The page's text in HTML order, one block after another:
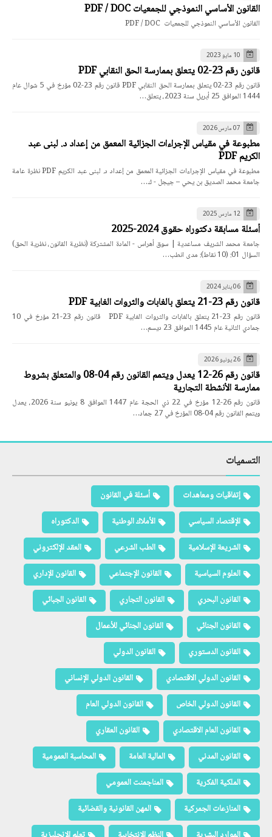
القانون الأساسي النموذجي للجمعيات PDF / DOC
القانون الأساسي النموذجي للجمعيات PDF / DOC
10 مايو 2023
قانون رقم 23-02 يتعلق بممارسة الحق النقابي PDF
قانون رقم 23-02 يتعلق بممارسة الحق النقابي PDF قانون رقم 23-02 مؤرخ في 5 شوال عام
1444 الموافق 25 أبريل سنة 2023، يتعلق…
07 مارس 2026
مطبوعة في مقياس الإجراءات الجزائية المعمق من إعداد د. لبنى عبد
الكريم PDF
مطبوعة في مقياس الإجراءات الجزائية المعمق من إعداد د. لبنى عبد الكريم PDF نظرة عامة
جامعة محمد الصديق بن يحي – جيجل - ك…
12 مارس 2025
أسئلة مسابقة دكتوراه حقوق 2024-2025
جامعة محمد الشريف مساعدية | سوق أهراس - المادة المشتركة (نظرية القانون، نظرية الحق)
السؤال 01: (10 نقاط): مدى انطب…
06 يناير 2024
قانون رقم 23-21 يتعلق بالغابات والثروات الغابية PDF
قانون رقم 23-21 يتعلق بالغابات والثروات الغابية PDF قانون رقم 23-21 مؤرخ في 10
جمادي الثانية عام 1445 الموافق 23 ديسم…
26 يونيو 2026
قانون رقم 26-12 يعدل ويتمم القانون رقم 04-08 والمتعلق بشروط
ممارسة الأنشطة التجارية
قانون رقم 26-12 مؤرخ في 22 ذي الحجة عام 1447 الموافق 8 يونيو سنة 2026، يعدل
ويتمم القانون رقم 04-08 المؤرخ في 27 جماد…
التسميات
إتفاقيات ومعاهدات
أسئلة في القانون
الإقتصاد السياسي
الأملاك الوطنية
الدكتوراه
الشريعة الإسلامية
الطب الشرعي
العقد الإلكتروني
العلوم السياسية
القانون الإجتماعي
القانون الإداري
القانون البحري
القانون التجاري
القانون الجبائي
القانون الجنائي
القانون الجنائي للأعمال
القانون الدستوري
القانون الدولي
القانون الدولي الاقتصادي
القانون الدولي الإنساني
القانون الدولي الخاص
القانون الدولي العام
القانون العام الاقتصادي
القانون العقاري
القانون المدني
المالية العامة
المحاسبة العمومية
الملكية الفكرية
المناجمنت العمومي
المنازعات الجمركية
المهن القانونية والقضائية